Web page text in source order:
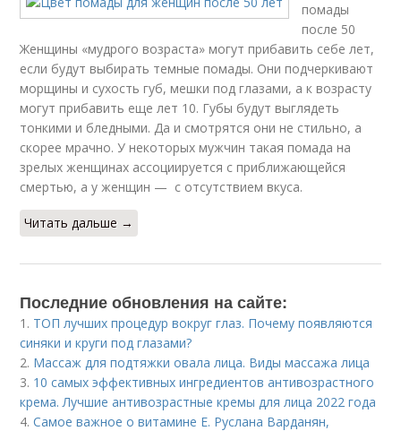
помады
после 50
Женщины «мудрого возраста» могут прибавить себе лет,
если будут выбирать темные помады. Они подчеркивают
морщины и сухость губ, мешки под глазами, а к возрасту
могут прибавить еще лет 10. Губы будут выглядеть
тонкими и бледными. Да и смотрятся они не стильно, а
скорее мрачно. У некоторых мужчин такая помада на
зрелых женщинах ассоциируется с приближающейся
смертью, а у женщин — с отсутствием вкуса.
Читать дальше →
Последние обновления на сайте:
1. ТОП лучших процедур вокруг глаз. Почему появляются
синяки и круги под глазами?
2. Массаж для подтяжки овала лица. Виды массажа лица
3. 10 самых эффективных ингредиентов антивозрастного
крема. Лучшие антивозрастные кремы для лица 2022 года
4.Самое важное о витамине Е. Руслана Варданян,